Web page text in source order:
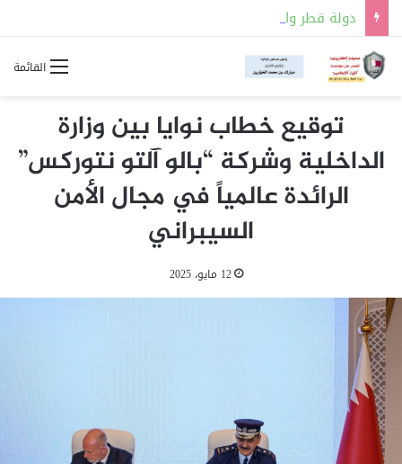
القائمة
توقيع خطاب نوايا بين وزارة
الداخلية وشركة “بالو آلتو نتوركس”
الرائدة عالمياً في مجال الأمن
السيبراني
12 مايو، 2025